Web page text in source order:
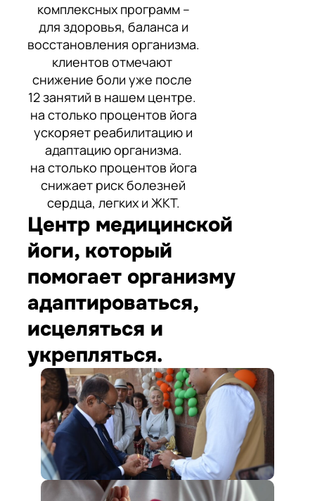
комплексных программ –
для здоровья, баланса и
восстановления организма.
клиентов отмечают
снижение боли уже после
12 занятий в нашем центре.
на столько процентов йога
ускоряет реабилитацию и
адаптацию организма.
на столько процентов йога
снижает риск болезней
сердца, легких и ЖКТ.
Центр медицинской
йоги, который
помогает организму
адаптироваться,
исцеляться и
укрепляться.